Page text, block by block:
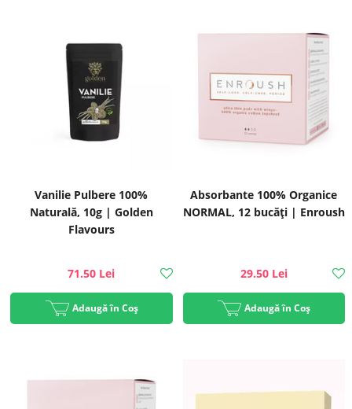
Vanilie Pulbere 100%
Naturală, 10g | Golden
Flavours
71.50 Lei
Adaugă în Coș
Absorbante 100% Organice
NORMAL, 12 bucăți | Enroush
29.50 Lei
Adaugă în Coș